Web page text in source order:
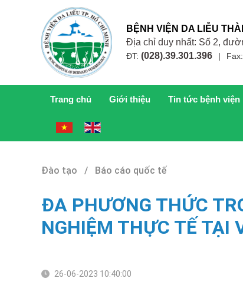
BỆNH VIỆN DA LIỄU
Địa chỉ duy nhất: Số 2,
ĐT: (028).39.301.396 | Fax:
Trang chủ Giới thiệu Tin tức bệnh viện
Đào tạo / Báo cáo quốc tế
ĐA PHƯƠNG THỨC
NGHIỆM THỰC TẾ TẠI
26-06-2023 10:40:00